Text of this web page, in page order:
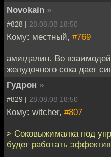
Novokain »
#828 | 28.08.08 18:50
Кому: местный, #769
амигдалин. Во
желудочного сока дает
Гудрон »
#829 | 28.08.08 18:50
Кому: witcher, #807
> Соковыжималка под
будет работать